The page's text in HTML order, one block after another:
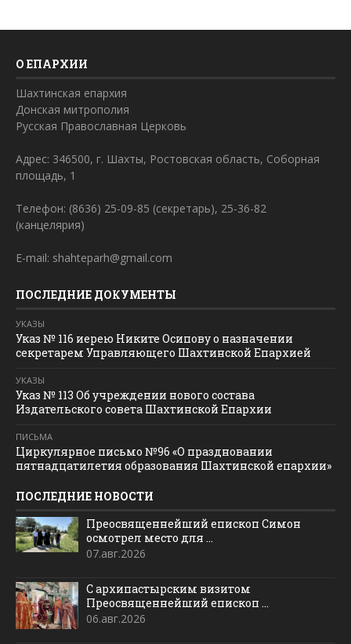
О ЕПАРХИИ
Шахтинская епархия
Донская митрополия
Русская Православная Церковь
Адрес: 346500, г. Шахты, Ростовская область, Соборная
площадь, 1
Телефон: (8636) 25-09-85 (секретарь), 25-36-82
(канцелярия)
E-mail: shahteparh@gmail.com
ПОСЛЕДНИЕ ДОКУМЕНТЫ
УКАЗЫ
Указ № 116 иерею Никите Осипову о назначении
секретарем Управляющего Шахтинской Епархией
УКАЗЫ
Указ № 113 Об учреждении нового состава
Издательского совета Шахтинской Епархии
ПИСЬМА
Циркулярное письмо №96 «О праздновании
пятнадцатилетия образования Шахтинской епархии»
ПОСЛЕДНИЕ НОВОСТИ
Преосвященнейший епископ Симон
осмотрел место для ...
07.авг.2026
С архипастырским визитом
Преосвященнейший епископ ...
06.авг.2026